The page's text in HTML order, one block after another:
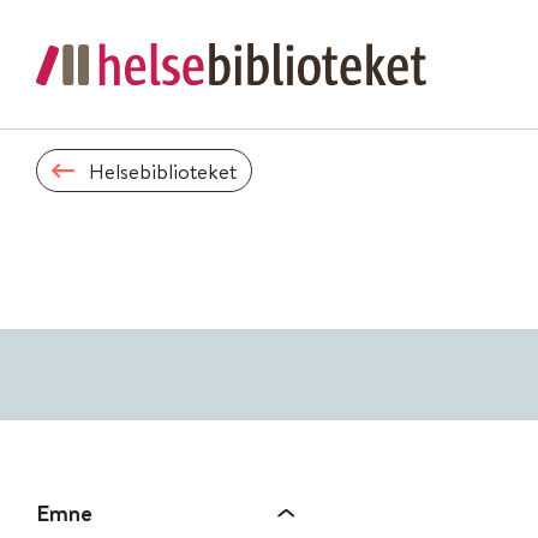
Helsebiblioteket
Emne